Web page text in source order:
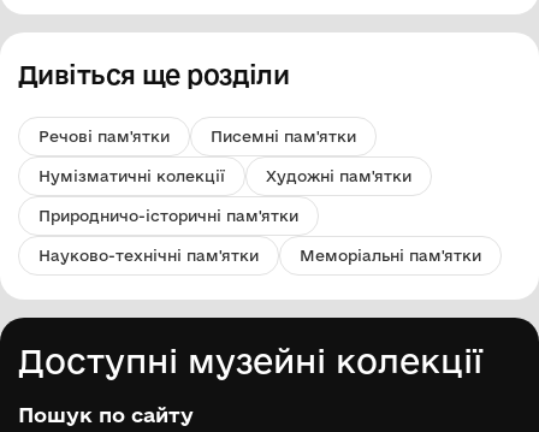
Дивіться ще розділи
Речові пам'ятки Писемні пам'ятки
Нумізматичні колекції Художні пам'ятки
Природничо-історичні пам'ятки
Науково-технічні пам'ятки Меморіальні пам'ятки
Доступні музейні колекції
Пошук по сайту